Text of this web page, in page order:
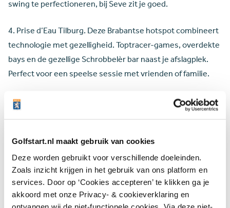
Golfstart.nl maakt gebruik van cookies
Deze worden gebruikt voor verschillende doeleinden.
Zoals inzicht krijgen in het gebruik van ons platform en
services. Door op ‘Cookies accepteren’ te klikken ga je
akkoord met onze Privacy- & cookieverklaring en
ontvangen wij de niet-functionele cookies. Via deze niet-
swing te perfectioneren, bij Seve zit je goed.
4. Prise d’Eau Tilburg. Deze Brabantse hotspot combineert
technologie met gezelligheid. Toptracer-games, overdekte
bays en de gezellige Schrobbelèr bar naast je afslagplek.
Perfect voor een speelse sessie met vrienden of familie.
5. Golfclub Zwolle. Rust, groen en een toegankelijke
drivingrange met overdekte plekken. Geen poespas, wél de
door je eigen swing. Perfect voor beginners én
fanatiekelingen.
Er zijn nog veel meer drivingranges waar je terecht kunt.
Van simpele grasmat tot tech playground. Benieuwd welke
clubs bij jou in de buurt een leuke drivingrange hebben?